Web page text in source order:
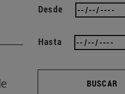
Desde
Hasta
BUSCAR